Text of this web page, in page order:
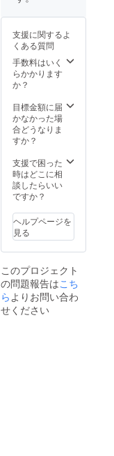
かはし
い。。
。
支援に関するよ
くある質問
手数料はいく
らかかります
か？
目標金額に届
かなかった場
合どうなりま
すか？
支援で困った
時はどこに相
談したらいい
ですか？
ヘルプページを
見る
このプロジェクト
の問題報告はこち
ら よりお問い合わ
せください